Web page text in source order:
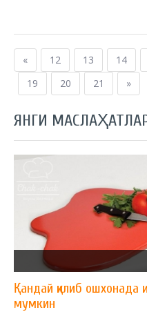
« 12 13 14
19
20 21 »
ЯНГИ
Қандай қилиб
мумкин